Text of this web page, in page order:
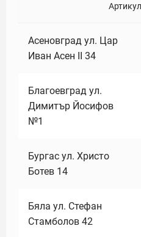
Асеновград ул. Цар
Иван Асен II 34
Благоевград ул.
Димитър Йосифов
№1
Бургас ул. Христо
Ботев 14
Бяла ул. Стефан
Стамболов 42